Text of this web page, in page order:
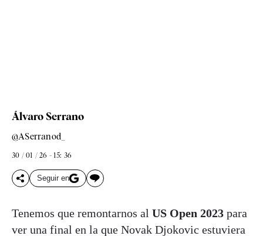
Álvaro Serrano
@ASerranod_
30 / 01 / 26 - 15: 36
Seguir en
Tenemos que remontarnos al US Open 2023 para
ver una final en la que Novak Djokovic estuviera